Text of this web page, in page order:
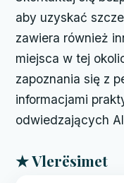
aby uzyskać
zawiera również
miejsca w tej
zapoznania się z
informacjami
odwiedzających
★ Vlerësimet